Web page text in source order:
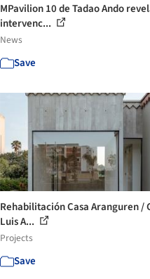
MPavilion 10 de Tadao Ando
intervenc...
News
Save
Rehabilitación Casa Aranguren /
Luis A...
Projects
Save